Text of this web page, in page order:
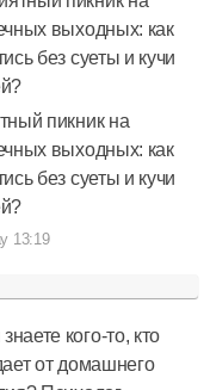
пикник на
выходных: как
без суеты и кучи
13:19